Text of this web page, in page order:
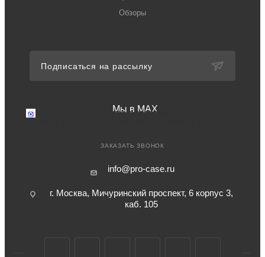
Обзоры
Подписаться на рассылку
Мы в MAX
Мы в MAX
Перейдите в мессенджер MAX
ЗАКАЗАТЬ ЗВОНОК
info@pro-case.ru
г. Москва, Мичуринский проспект, 6 корпус 3,
каб. 105